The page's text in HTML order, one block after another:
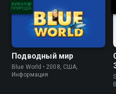
Подводный мир
Blue World • 2008, США,
Информация